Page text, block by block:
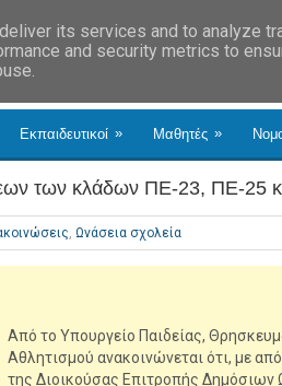
Εκπαιδευτικοί » Μαθητές »
των κλάδων ΠΕ-23, ΠΕ-25
, Ωνάσεια σχολεία
Από το Υπουργείο Παιδείας,
Αθλητισμού ανακοινώνεται ότι, με
της Διοικούσας Επιτροπής Δημόσιων
its services and to analyze
and security metrics to